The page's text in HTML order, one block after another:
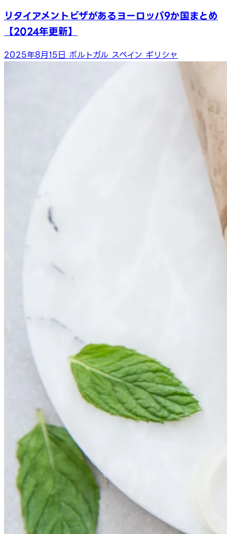
リタイアメントビザがあるヨーロッパ9か国まとめ
【2024年更新】
2025年8月15日 ポルトガル スペイン ギリシャ